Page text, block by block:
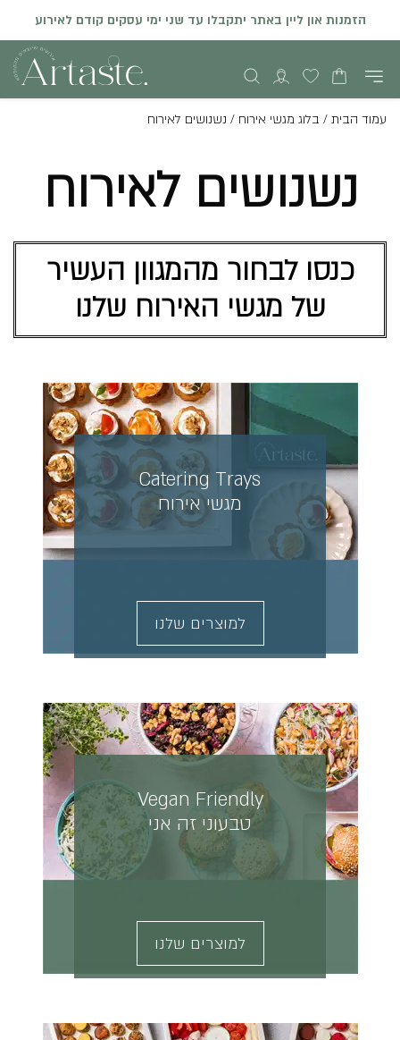
הזמנות און ליין באתר יתקבלו עד שני ימי עסקים קודם לאירוע
עמוד הבית / בלוג מגשי אירוח / נשנושים לאירוח
נשנושים לאירוח
כנסו לבחור מהמגוון העשיר
של מגשי האירוח שלנו
Catering Trays
מגשי אירוח
למוצרים שלנו
Vegan Friendly
טבעוני זה אני
למוצרים שלנו